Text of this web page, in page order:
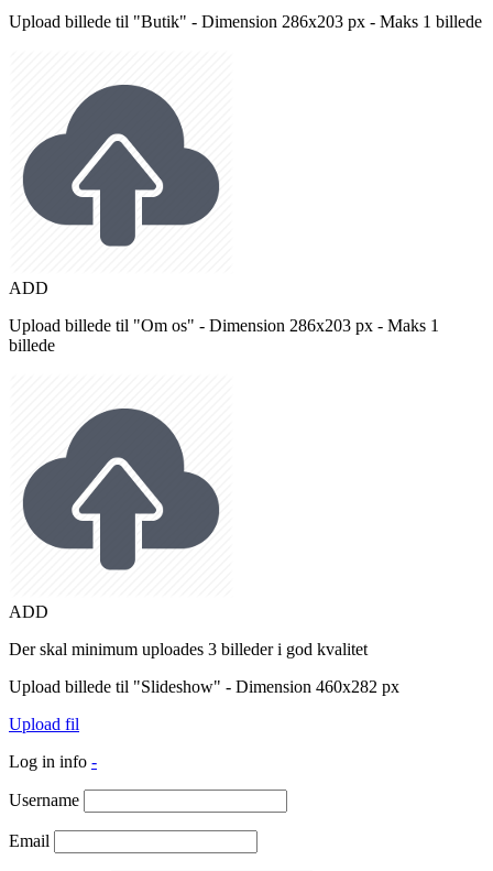
Upload billede til "Butik" - Dimension 286x203 px - Maks 1 billede
ADD
Upload billede til "Om os" - Dimension 286x203 px - Maks 1
billede
ADD
Der skal minimum uploades 3 billeder i god kvalitet
Upload billede til "Slideshow" - Dimension 460x282 px
Upload fil
Log in info -
Username
Email